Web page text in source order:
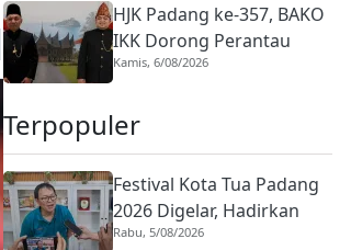
Agustus 2026
HJK Padang ke-357, BAKO
IKK Dorong Perantau
Perkuat Budaya hingga
Kamis, 6/08/2026
Terpopuler
Festival Kota Tua Padang
2026 Digelar, Hadirkan
Peserta Barongsai dari
Rabu, 5/08/2026